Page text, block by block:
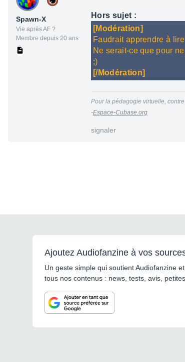
Spawn-X
Vie après AF ?
Membre depuis 20 ans
Hors sujet :
[Modération]
Faudrait apprendre à
Ne serait-ce que pour
;)
[/Modération]
Pour la pédagogie virtuelle,
-Espace-Cubase.org
signaler
Ajoutez Audiofanzine à vos
Un geste simple qui soutient Audiofanzine
tous nos contenus : news, tests, avis,